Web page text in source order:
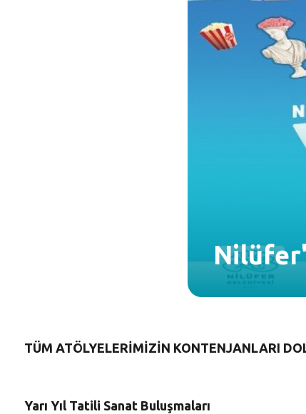
TÜM ATÖLYELERİMİZİN KONTENJANLARI
Yarı Yıl Tatili Sanat Buluşmaları